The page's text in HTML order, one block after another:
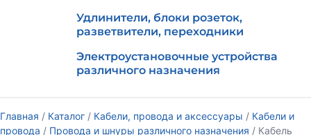
Удлинители, блоки розеток,
разветвители, переходники
Электроустановочные устройства
различного назначения
Главная / Каталог / Кабели, провода и аксессуары / Кабели и
провода / Провода и шнуры различного назначения / Кабель